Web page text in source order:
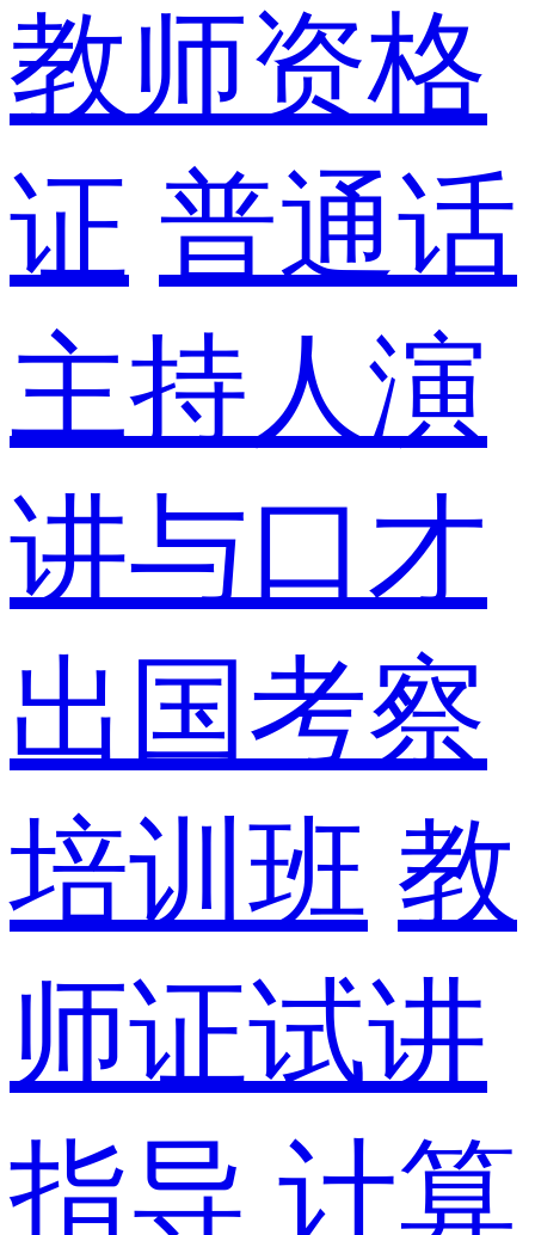
教师资格
证 普通话
主持人演
讲与口才
出国考察
培训班 教
师证试讲
指导 计算